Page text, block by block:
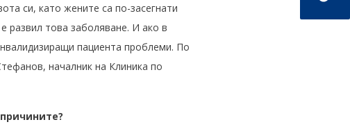
си, като жените са по-засегнати
развил това заболяване. И ако в
пациента проблеми. По
началник на Клиника по